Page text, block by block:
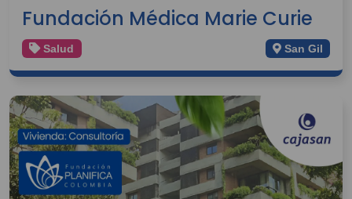
Fundación Médica Marie Curie
Salud San Gil